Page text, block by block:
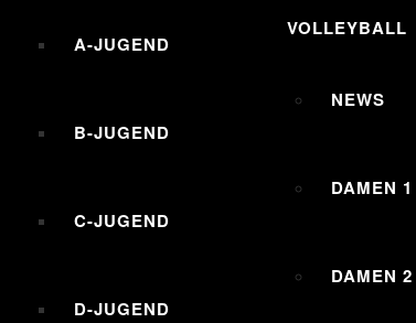
A-JUGEND
B-JUGEND
C-JUGEND
D-JUGEND
VOLLEYBALL
NEWS
DAMEN 1
DAMEN 2